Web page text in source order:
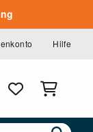
Hilfe